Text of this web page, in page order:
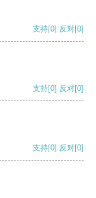
支持[0] 反对[0]
支持[0] 反对[0]
支持[0] 反对[0]